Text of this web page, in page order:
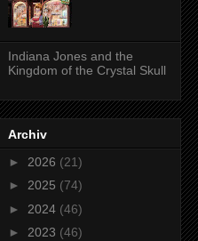
Indiana Jones and the
Kingdom of the Crystal Skull
Archiv
► 2026 (21)
► 2025 (74)
► 2024 (46)
► 2023 (46)